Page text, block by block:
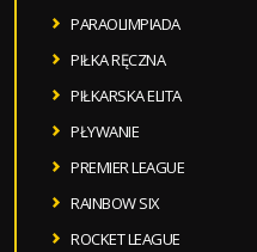
PARAOLIMPIADA
PIŁKA RĘCZNA
PIŁKARSKA ELITA
PŁYWANIE
PREMIER LEAGUE
RAINBOW SIX
ROCKET LEAGUE